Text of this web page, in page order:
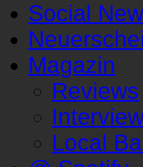
Social
Magazin
Reviews
Local